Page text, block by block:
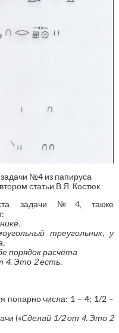
№4 из папируса
статьи В.Я. Костюк
задачи №4, также
треугольник, у
порядок расчёта
4. Это 2 есть.
попарно числа: 1 – 4; 1/2 –
(«Сделай 1/2 от 4. Это 2